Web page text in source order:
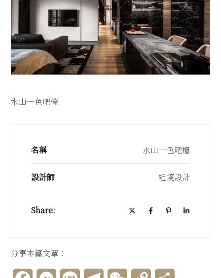
水山一色吧檯
名稱 水山一色吧檯
設計師 近境設計
Share:
分享本篇文章：